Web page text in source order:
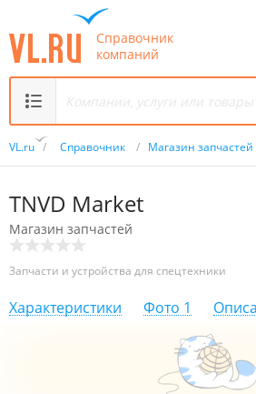
Справочник
компаний
VL.ru / Справочник / Магазин запчастей
TNVD Market
Магазин запчастей
Запчасти и устройства для спецтехники
Характеристики Фото 1